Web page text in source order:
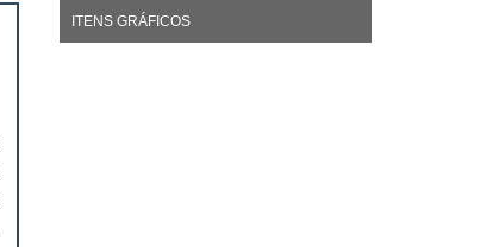
ITENS GRÁFICOS